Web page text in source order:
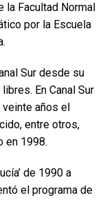
Facultad Normal
por la Escuela
Sur desde su
En Canal Sur
años el
entre otros,
en 1998.
de 1990 a
el programa de